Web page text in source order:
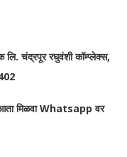
लि. चंद्रपूर रघुवंशी कॉम्प्लेक्स,
मिळवा Whatsapp वर